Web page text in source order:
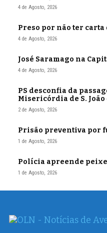
4 de Agosto, 2026
Preso por não ter carta
4 de Agosto, 2026
José Saramago na
4 de Agosto, 2026
PS desconfia da
Misericórdia de S.
2 de Agosto, 2026
Prisão preventiva por
1 de Agosto, 2026
Polícia apreende
1 de Agosto, 2026